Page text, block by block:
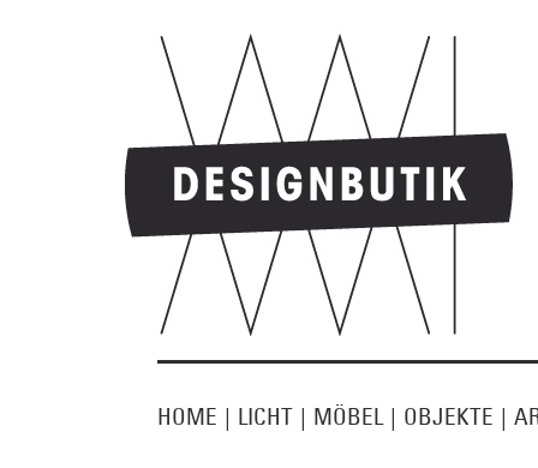
HOME | LICHT | MÖBEL | OBJEKTE |